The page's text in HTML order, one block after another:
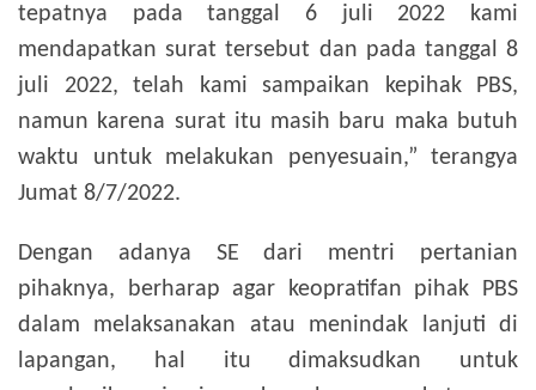
tepatnya pada tanggal 6 juli 2022 kami
mendapatkan surat tersebut dan pada tanggal 8
juli 2022, telah kami sampaikan kepihak PBS,
namun karena surat itu masih baru maka butuh
waktu untuk melakukan penyesuain,” terangya
Jumat 8/7/2022.
Dengan adanya SE dari mentri pertanian
pihaknya, berharap agar keopratifan pihak PBS
dalam melaksanakan atau menindak lanjuti di
lapangan, hal itu dimaksudkan untuk